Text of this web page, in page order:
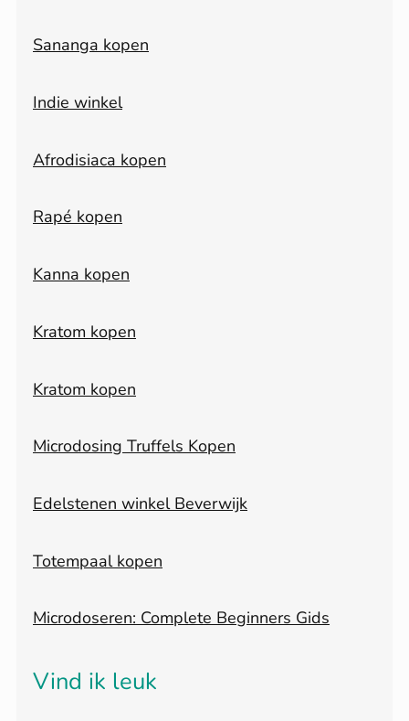
Sananga kopen
Indie winkel
Afrodisiaca kopen
Rapé kopen
Kanna kopen
Kratom kopen
Kratom kopen
Microdosing Truffels Kopen
Edelstenen winkel Beverwijk
Totempaal kopen
Microdoseren: Complete Beginners Gids
Vind ik leuk